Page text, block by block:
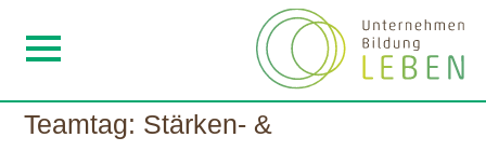
Teamtag: Stärken- &